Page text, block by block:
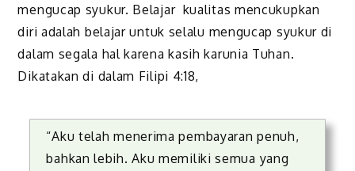
mengucap syukur. Belajar kualitas mencukupkan
diri adalah belajar untuk selalu mengucap syukur di
dalam segala hal karena kasih karunia Tuhan.
Dikatakan di dalam Filipi 4:18,
“Aku telah menerima pembayaran penuh,
bahkan lebih. Aku memiliki semua yang